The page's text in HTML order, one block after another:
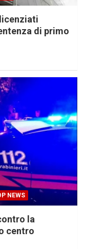
di primo
NEWS
la
centro